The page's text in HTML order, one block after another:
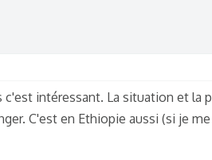
c'est intéressant. La situation et
C'est en Ethiopie aussi (si je